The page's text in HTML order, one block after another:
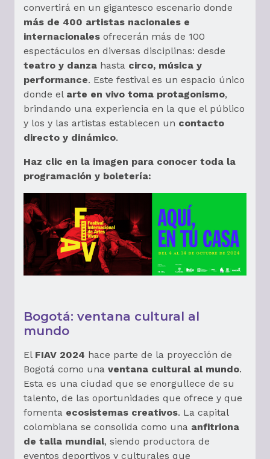
convertirá en un gigantesco escenario donde
más de 400 artistas nacionales e
internacionales ofrecerán más de 100
espectáculos en diversas disciplinas: desde
teatro y danza hasta circo, música y
performance. Este festival es un espacio único
donde el arte en vivo toma protagonismo,
brindando una experiencia en la que el público
y los y las artistas establecen un contacto
directo y dinámico.
Haz clic en la imagen para conocer toda la
programación y boletería:
Bogotá: ventana cultural al
mundo
El FIAV 2024 hace parte de la proyección de
Bogotá como una ventana cultural al mundo.
Esta es una ciudad que se enorgullece de su
talento, de las oportunidades que ofrece y que
fomenta ecosistemas creativos. La capital
colombiana se consolida como una anfitriona
de talla mundial, siendo productora de
eventos deportivos y culturales que